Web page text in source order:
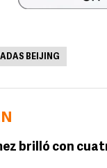
BEIJING
brilló con